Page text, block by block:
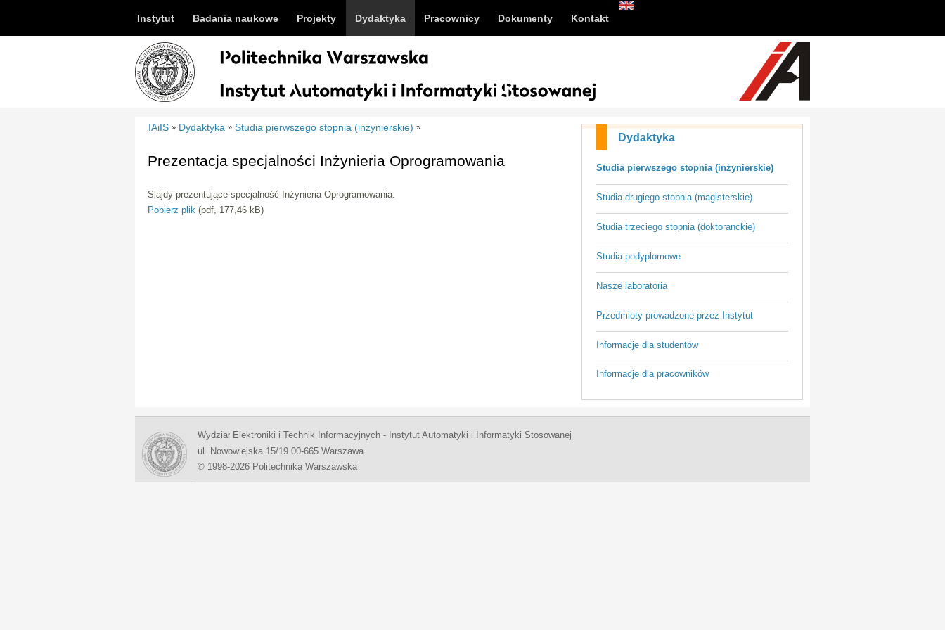
Instytut Badania naukowe Projekty Dydaktyka Pracownicy Dokumenty Kontakt
Dydaktyka
Studia pierwszego stopnia (inżynierskie)
Studia drugiego stopnia (magisterskie)
Studia trzeciego stopnia (doktoranckie)
Studia podyplomowe
Nasze laboratoria
Przedmioty prowadzone przez Instytut
Informacje dla studentów
Informacje dla pracowników
IAiIS » Dydaktyka » Studia pierwszego stopnia (inżynierskie) »
Prezentacja specjalności Inżynieria Oprogramowania
Slajdy prezentujące specjalność Inżynieria Oprogramowania.
Pobierz plik (pdf, 177,46 kB)
Wydział Elektroniki i Technik Informacyjnych - Instytut Automatyki i Informatyki Stosowanej
ul. Nowowiejska 15/19 00-665 Warszawa
© 1998-2026 Politechnika Warszawska